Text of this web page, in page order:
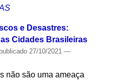
e Desastres:
Cidades Brasileiras
publicado27/10/2021 —
não são uma ameaça